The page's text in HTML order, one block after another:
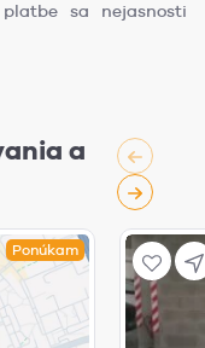
sa nejasnosti
a
Ponúkam